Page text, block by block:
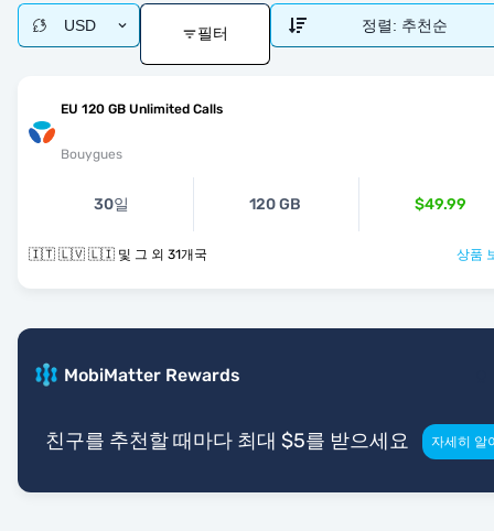
USD 필터 정렬: 추천순
EU 120 GB Unlimited Calls
Bouygues
30일 120 GB $49.99
🇮🇹 🇱🇻 🇱🇮 및 그 외 31개국 상품
MobiMatter Rewards
친구를 추천할 때마다 최대 $5를 받으세요 자세히 알